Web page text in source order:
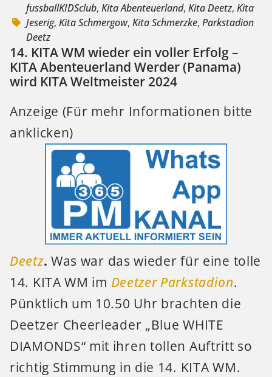
fussballKIDSclub, Kita Abenteuerland, Kita Deetz, Kita
Jeserig, Kita Schmergow, Kita Schmerzke, Parkstadion
Deetz
14. KITA WM wieder ein voller Erfolg –
KITA Abenteuerland Werder (Panama)
wird KITA Weltmeister 2024
Anzeige (Für mehr Informationen bitte
anklicken)
Deetz. Was war das wieder für eine tolle
14. KITA WM im Deetzer Parkstadion.
Pünktlich um 10.50 Uhr brachten die
Deetzer Cheerleader „Blue WHITE
DIAMONDS“ mit ihren tollen Auftritt so
richtig Stimmung in die 14. KITA WM.